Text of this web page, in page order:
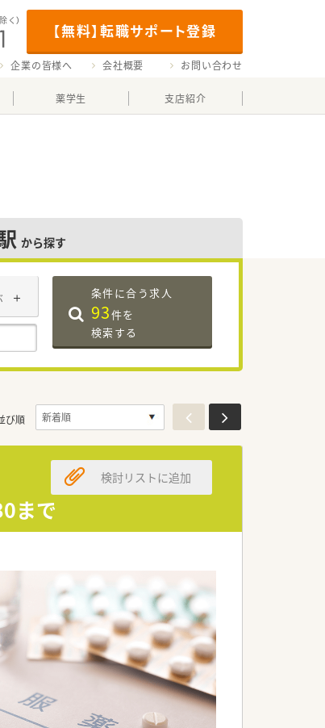
【無料】転職サポート登録
く）
企業の皆様へ 会社概要 お問い合わせ
薬学生 支店紹介
から探す
条件に合う求人
93件を
検索する
び順
まで
検討リストに追加